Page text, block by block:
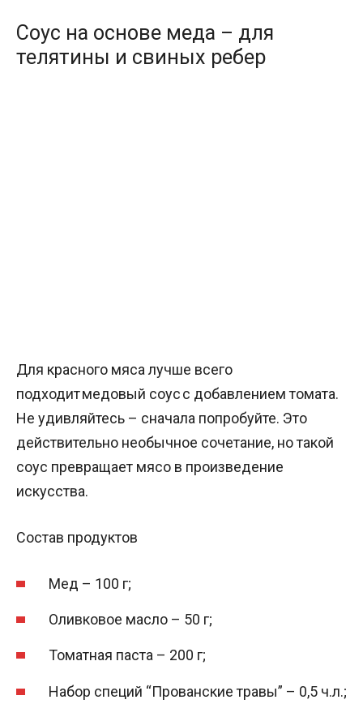
Соус на основе меда – для
телятины и свиных ребер
Для красного мяса лучше всего
подходит медовый соус с добавлением томата.
Не удивляйтесь – сначала попробуйте. Это
действительно необычное сочетание, но такой
соус превращает мясо в произведение
искусства.
Состав продуктов
Мед – 100 г;
Оливковое масло – 50 г;
Томатная паста – 200 г;
Набор специй “Прованские травы” – 0,5 ч.л.;